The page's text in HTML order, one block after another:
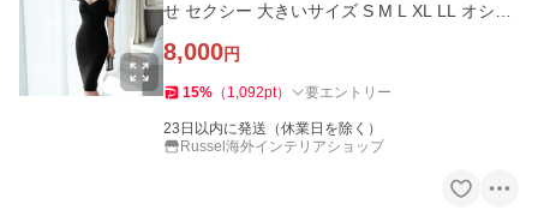
せ セクシー 大きいサイズ S M L XL LL オシャ
8,000円
15% （ 1,092pt） 要エントリー
23日以内に発送（休業日を除く）
Russel海外インテリアショップ